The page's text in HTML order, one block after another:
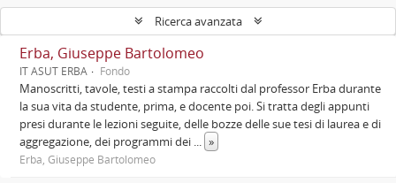
Ricerca avanzata
Erba, Giuseppe Bartolomeo
IT ASUT ERBA Fondo
Manoscritti, tavole, testi a stampa raccolti dal professor Erba durante
la sua vita da studente, prima, e docente poi. Si tratta degli appunti
presi durante le lezioni seguite, delle bozze delle sue tesi di laurea e di
aggregazione, dei programmi dei ... »
Erba, Giuseppe Bartolomeo